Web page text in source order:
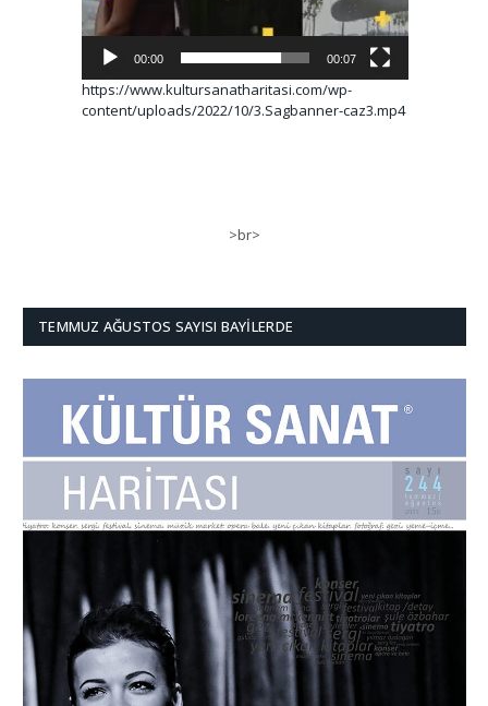
00:00 00:07
https://www.kultursanatharitasi.com/wp-
content/uploads/2022/10/3.Sagbanner-caz3.mp4
>br>
TEMMUZ AĞUSTOS SAYISI BAYILERDE